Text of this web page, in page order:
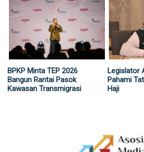
BPKP Minta TEP 2026
Bangun Rantai Pasok
Kawasan Transmigrasi
Legislator
Pahami
Haji